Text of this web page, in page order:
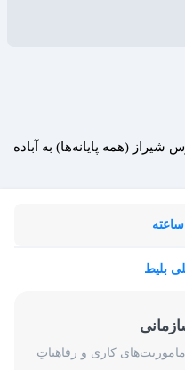
شیراز (همه پایانه‌ها) به آباده
بلیط
کاری و رفاهیاتِ